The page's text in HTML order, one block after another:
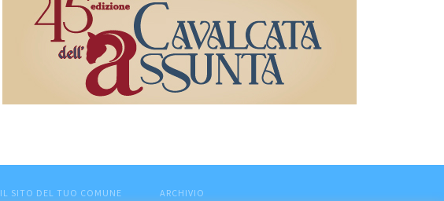
IL SITO DEL TUO COMUNE ARCHIVIO